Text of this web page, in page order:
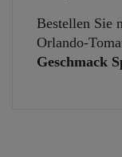
Bestellen Sie
Orlando-
Geschmack